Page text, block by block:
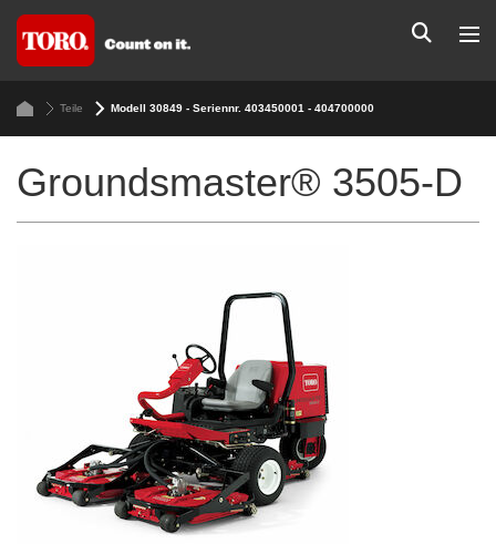
Teile Modell 30849 - Seriennr. 403450001 - 404700000
Groundsmaster® 3505-D